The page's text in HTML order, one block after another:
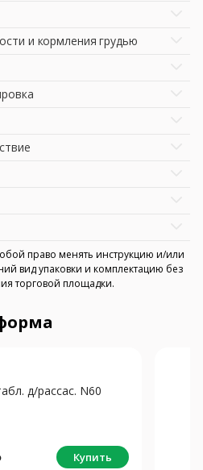
и кормления грудью
право менять инструкцию и/или
вид упаковки и комплектацию без
торговой площадки.
д/рассас. N60
Купить